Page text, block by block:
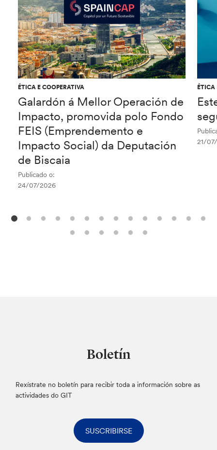
ÉTICA E COOPERATIVA
Galardón á Mellor Operación de
Impacto, promovida polo Fondo
FEIS (Emprendemento e
Impacto Social) da Deputación
de Biscaia
Publicado o:
24/07/2026
ÉTICA
21/
Boletín
Rexístrate no boletín para recibir toda a información sobre as
actividades do GIT
SUSCRIBIRSE